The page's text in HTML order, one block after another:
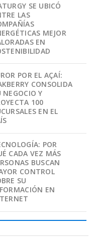
SE UBICÓ
LAS
MEJOR
EN
POR EL AÇAÍ:
CONSOLIDA
NEGOCIO Y
100
EN EL
POR
CADA VEZ MÁS
BUSCAN
CONTROL
SU
EN